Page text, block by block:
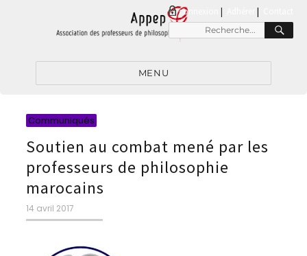
connexion |
Recherche
pour
MENU
Communiqués
Soutien au combat mené par les
professeurs de philosophie
marocains
Publié
le
14 avril 2017